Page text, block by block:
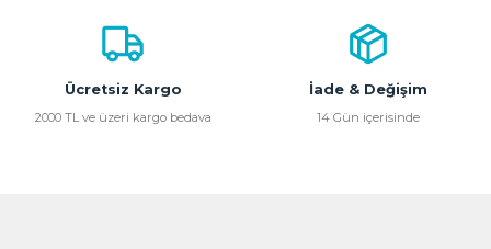
Ürün bilgilerinde hatalar bulunuyor.
Ürün fiyatı diğer sitelerden daha pahalı.
Bu ürüne benzer farklı alternatifler olmalı.
Ücretsiz Kargo
2000 TL ve üzeri kargo bedava
İade & Değişim
14 Gün içerisinde